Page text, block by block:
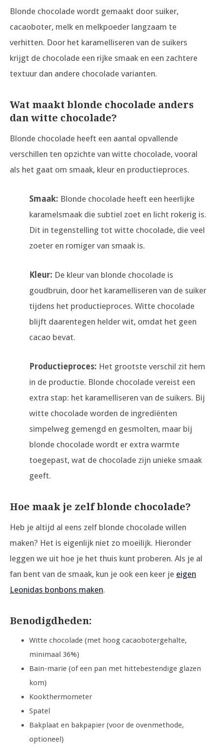
Blonde chocolade wordt gemaakt door suiker,
cacaoboter, melk en melkpoeder langzaam te
verhitten. Door het karamelliseren van de suikers
krijgt de chocolade een rijke smaak en een zachtere
textuur dan andere chocolade varianten.
Wat maakt blonde chocolade anders
dan witte chocolade?
Blonde chocolade heeft een aantal opvallende
verschillen ten opzichte van witte chocolade, vooral
als het gaat om smaak, kleur en productieproces.
Smaak: Blonde chocolade heeft een heerlijke
karamelsmaak die subtiel zoet en licht rokerig is.
Dit in tegenstelling tot witte chocolade, die veel
zoeter en romiger van smaak is.
Kleur: De kleur van blonde chocolade is
goudbruin, door het karamelliseren van de suiker
tijdens het productieproces. Witte chocolade
blijft daarentegen helder wit, omdat het geen
cacao bevat.
Productieproces: Het grootste verschil zit hem
in de productie. Blonde chocolade vereist een
extra stap: het karamelliseren van de suikers. Bij
witte chocolade worden de ingrediënten
simpelweg gemengd en gesmolten, maar bij
blonde chocolade wordt er extra warmte
toegepast, wat de chocolade zijn unieke smaak
geeft.
Hoe maak je zelf blonde chocolade?
Heb je altijd al eens zelf blonde chocolade willen
maken? Het is eigenlijk niet zo moeilijk. Hieronder
leggen we uit hoe je het thuis kunt proberen. Als je al
fan bent van de smaak, kun je ook een keer je eigen
Leonidas bonbons maken.
Benodigdheden:
Witte chocolade (met hoog cacaobotergehalte,
minimaal 36%)
Bain-marie (of een pan met hittebestendige glazen
kom)
Kookthermometer
Spatel
Bakplaat en bakpapier (voor de ovenmethode,
optioneel)